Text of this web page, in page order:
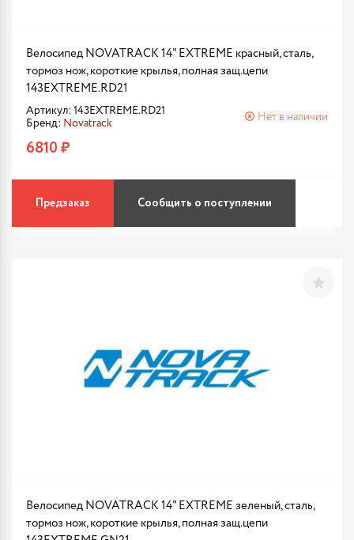
Велосипед NOVATRACK 14" EXTREME красный, сталь,
тормоз нож, короткие крылья, полная защ.цепи
143EXTREME.RD21
Артикул: 143EXTREME.RD21
Бренд: Novatrack
Нет в наличии
6810 ₽
Предзаказ Сообщить о поступлении
Велосипед NOVATRACK 14" EXTREME зеленый, сталь,
тормоз нож, короткие крылья, полная защ.цепи